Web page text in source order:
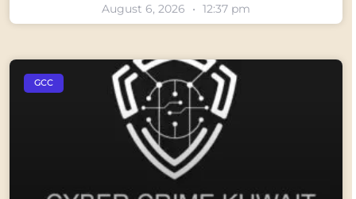
August 6, 2026 12:37 pm
GCC